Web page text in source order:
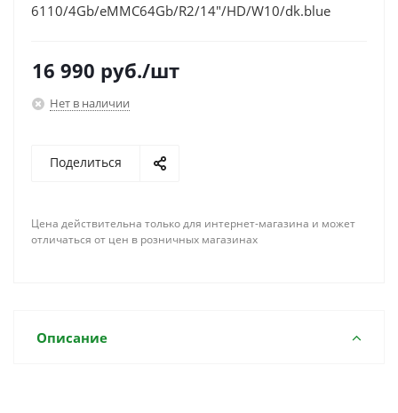
6110/4Gb/eMMC64Gb/R2/14"/HD/W10/dk.blue
16 990 руб./шт
Нет в наличии
Поделиться
Цена действительна только для интернет-магазина и может
отличаться от цен в розничных магазинах
Описание